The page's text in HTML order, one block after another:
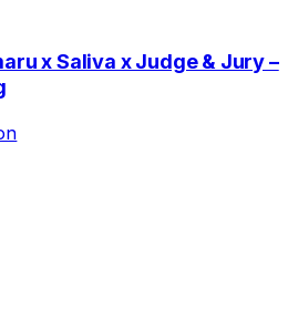
x Saliva x Judge & Jury –